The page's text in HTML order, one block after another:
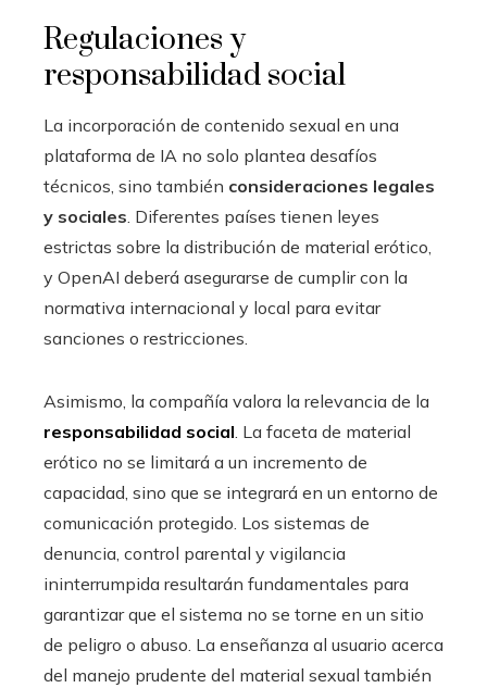
Regulaciones y
responsabilidad social
La incorporación de contenido sexual en una
plataforma de IA no solo plantea desafíos
técnicos, sino también consideraciones legales
y sociales . Diferentes países tienen leyes
estrictas sobre la distribución de material erótico,
y OpenAI deberá asegurarse de cumplir con la
normativa internacional y local para evitar
sanciones o restricciones.
Asimismo, la compañía valora la relevancia de la
responsabilidad social . La faceta de material
erótico no se limitará a un incremento de
capacidad, sino que se integrará en un entorno de
comunicación protegido. Los sistemas de
denuncia, control parental y vigilancia
ininterrumpida resultarán fundamentales para
garantizar que el sistema no se torne en un sitio
de peligro o abuso. La enseñanza al usuario acerca
del manejo prudente del material sexual también